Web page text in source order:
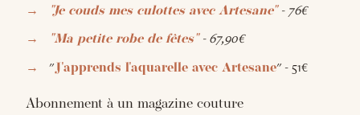
"Je couds mes culottes avec Artesane"- 76€
"Ma petite robe de fêtes"- 67,90€
"J'apprends l'aquarelle avec Artesane" - 51€
Abonnement à un magazine couture